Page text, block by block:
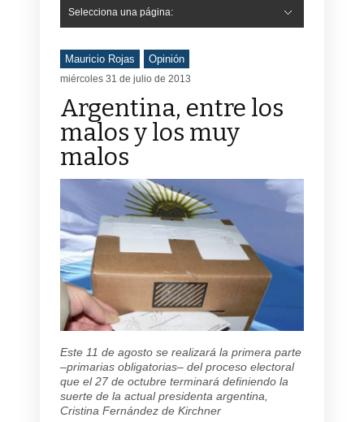
Selecciona una página:
Mauricio Rojas Opinión
miércoles 31 de julio de 2013
Argentina, entre los
malos y los muy
malos
Este 11 de agosto se realizará la primera parte
–primarias obligatorias– del proceso electoral
que el 27 de octubre terminará definiendo la
suerte de la actual presidenta argentina,
Cristina Fernández de Kirchner